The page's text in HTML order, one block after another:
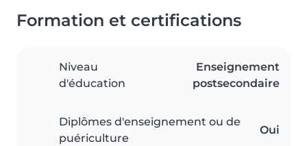
Formation et certifications
Niveau
d'éducation
Enseignement
postsecondaire
Diplômes d'enseignement ou de
puériculture
Oui